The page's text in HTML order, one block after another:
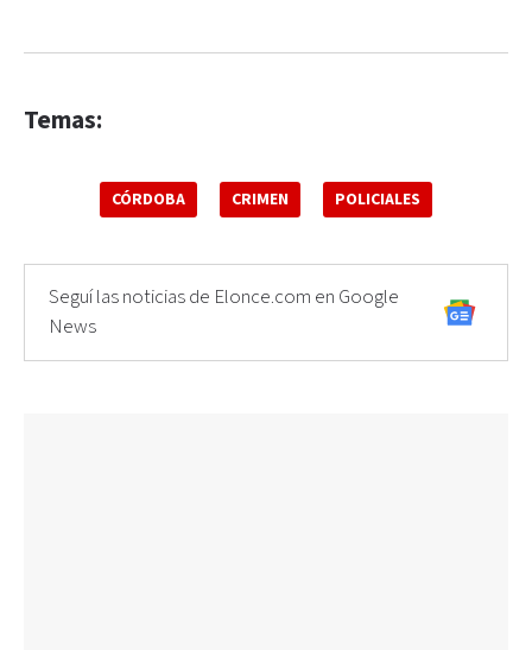
Temas:
CÓRDOBA CRIMEN POLICIALES
Seguí las noticias de Elonce.com en Google
News